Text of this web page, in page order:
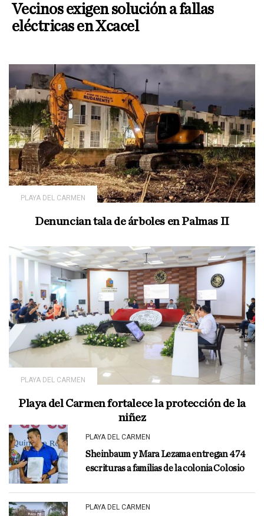
Vecinos exigen solución a fallas
eléctricas en Xcacel
PLAYA DEL CARMEN
Denuncian tala de árboles en Palmas II
PLAYA DEL CARMEN
Playa del Carmen fortalece la protección de la
niñez
PLAYA DEL CARMEN
Sheinbaum y Mara Lezama entregan 474
escrituras a familias de la colonia Colosio
PLAYA DEL CARMEN